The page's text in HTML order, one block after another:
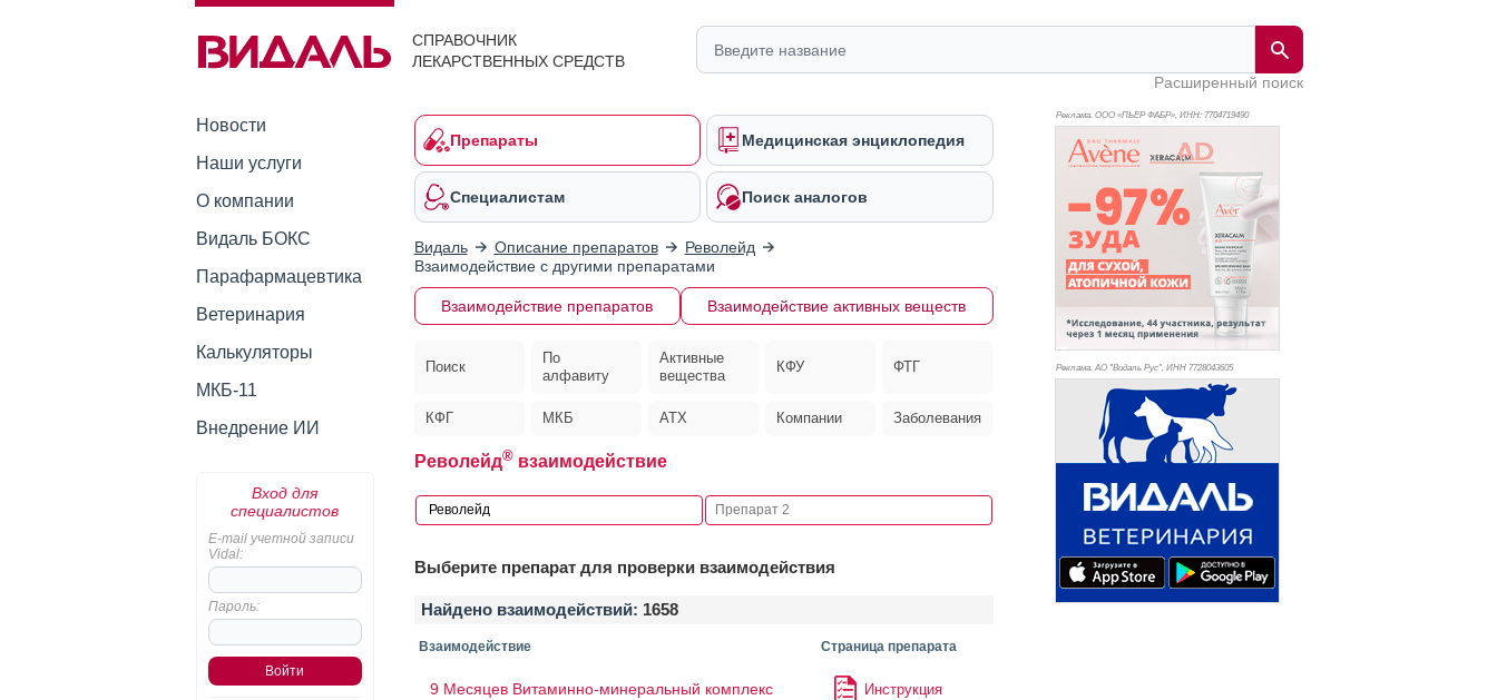
СПРАВОЧНИК
ЛЕКАРСТВЕННЫХ СРЕДСТВ
Расширенный поиск
Новости
Наши услуги
О компании
Видаль БОКС
Парафармацевтика
Ветеринария
Калькуляторы
МКБ-11
Внедрение ИИ
Вход для
специалистов
E-mail учетной записи
Vidal:
Пароль:
Препараты Медицинская энциклопедия
Специалистам Поиск аналогов
Видаль Описание препаратов
Револейд
Взаимодействие с другими препаратами
Взаимодействие препаратов Взаимодействие активных веществ
Поиск
По
алфавиту
Активные
вещества
КФУ ФТГ
КФГ МКБ АТХ Компании Заболевания
Револейд®взаимодействие
Выберите препарат для проверки взаимодействия
Найдено взаимодействий: 1658
Взаимодействие Страница препарата
9 Месяцев Витаминно-минеральный комплекс Инструкция
Реклама. ООО «ПЬЕР ФАБР», ИНН: 7704719490
Реклама. АО "Видаль Рус", ИНН 7728043605